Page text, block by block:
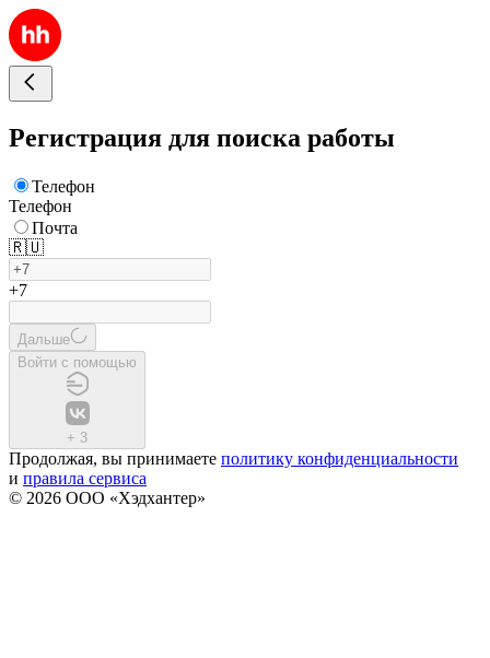
Регистрация для поиска работы
Телефон
Телефон
Почта
🇷🇺
+7
Дальше
Войти с помощью
+ 3
Продолжая, вы принимаете политику конфиденциальности
и правила сервиса
© 2026 ООО «Хэдхантер»